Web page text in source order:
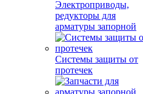
Электроприводы,
редукторы для
арматуры запорной
Системы защиты от
протечек